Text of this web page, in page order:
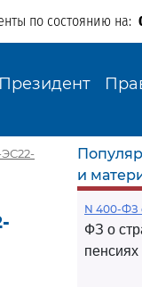
по состоянию на:
Президент
и
N 400-ФЗ
ФЗ о
пенсиях